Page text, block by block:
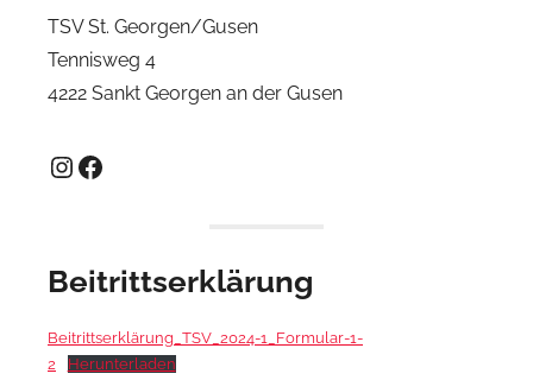
TSV St. Georgen/Gusen
Tennisweg 4
4222 Sankt Georgen an der Gusen
Instagram
Facebook
Beitrittserklärung
Beitrittserklärung_TSV_2024-1_Formular-1-
2
Herunterladen